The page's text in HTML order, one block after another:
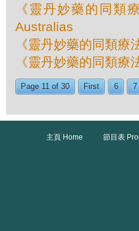
《靈丹妙藥的同類
Australias
《靈丹妙藥的同類
《靈丹妙藥的同類
Page 11 of 30 First 6 7
主頁 Home 節目表